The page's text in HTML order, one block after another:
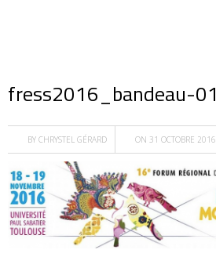
fress2016_bandeau-01
BY CHRYSTEL GÉRARD ON 31 OCTOBRE 2016